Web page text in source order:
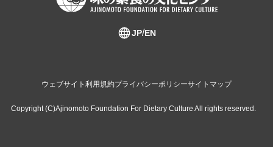
JP EN
ウェブサイト利用規約プライバシーポリシーサイトマップ
Copyright (C)Ajinomoto Foundation For Dietary Culture All rights reserved.